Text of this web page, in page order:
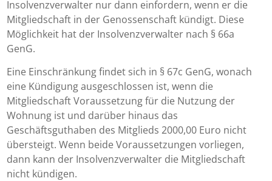
Insolvenzverwalter nur dann einfordern, wenn er die
Mitgliedschaft in der Genossenschaft kündigt. Diese
Möglichkeit hat der Insolvenzverwalter nach § 66a
GenG.
Eine Einschränkung findet sich in § 67c GenG, wonach
eine Kündigung ausgeschlossen ist, wenn die
Mitgliedschaft Voraussetzung für die Nutzung der
Wohnung ist und darüber hinaus das
Geschäftsguthaben des Mitglieds 2000,00 Euro nicht
übersteigt. Wenn beide Voraussetzungen vorliegen,
dann kann der Insolvenzverwalter die Mitgliedschaft
nicht kündigen.